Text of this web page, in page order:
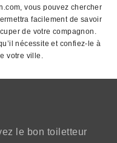
vous pouvez chercher
facilement de savoir
de votre compagnon.
nécessite et confiez-le à
votre ville.
le bon toiletteur